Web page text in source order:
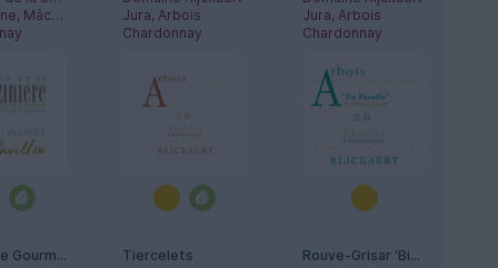
Bourgogne, Mâconnais
Jura, Arbois
Chardonnay
Jura, Arbois
Chardonnay
Echappée Gourmande - Chardonnay
Tiercelets
Rouve-Grisar 'Binôme'